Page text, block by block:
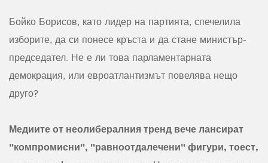
Бойко Борисов, като лидер на партията, спечелила
изборите, да си понесе кръста и да стане министър-
председател. Не е ли това парламентарната
демокрация, или евроатлантизмът повелява нещо
друго?
Медиите от неолибералния тренд вече лансират
"компромисни", "равноотдалечени" фигури, тоест,